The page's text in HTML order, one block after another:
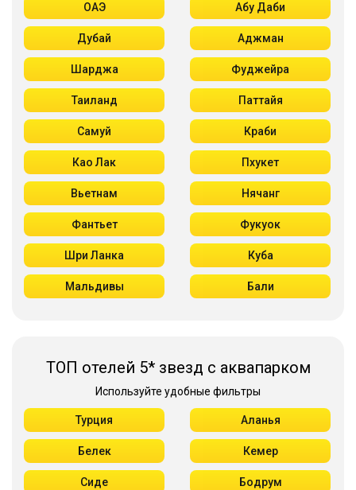
ОАЭ Абу Даби
Дубай Аджман
Шарджа Фуджейра
Таиланд Паттайя
Самуй Краби
Као Лак Пхукет
Вьетнам Нячанг
Фантьет Фукуок
Шри Ланка Куба
Мальдивы Бали
ТОП отелей 5* звезд с аквапарком
Используйте удобные фильтры
Турция Аланья
Белек Кемер
Сиде Бодрум